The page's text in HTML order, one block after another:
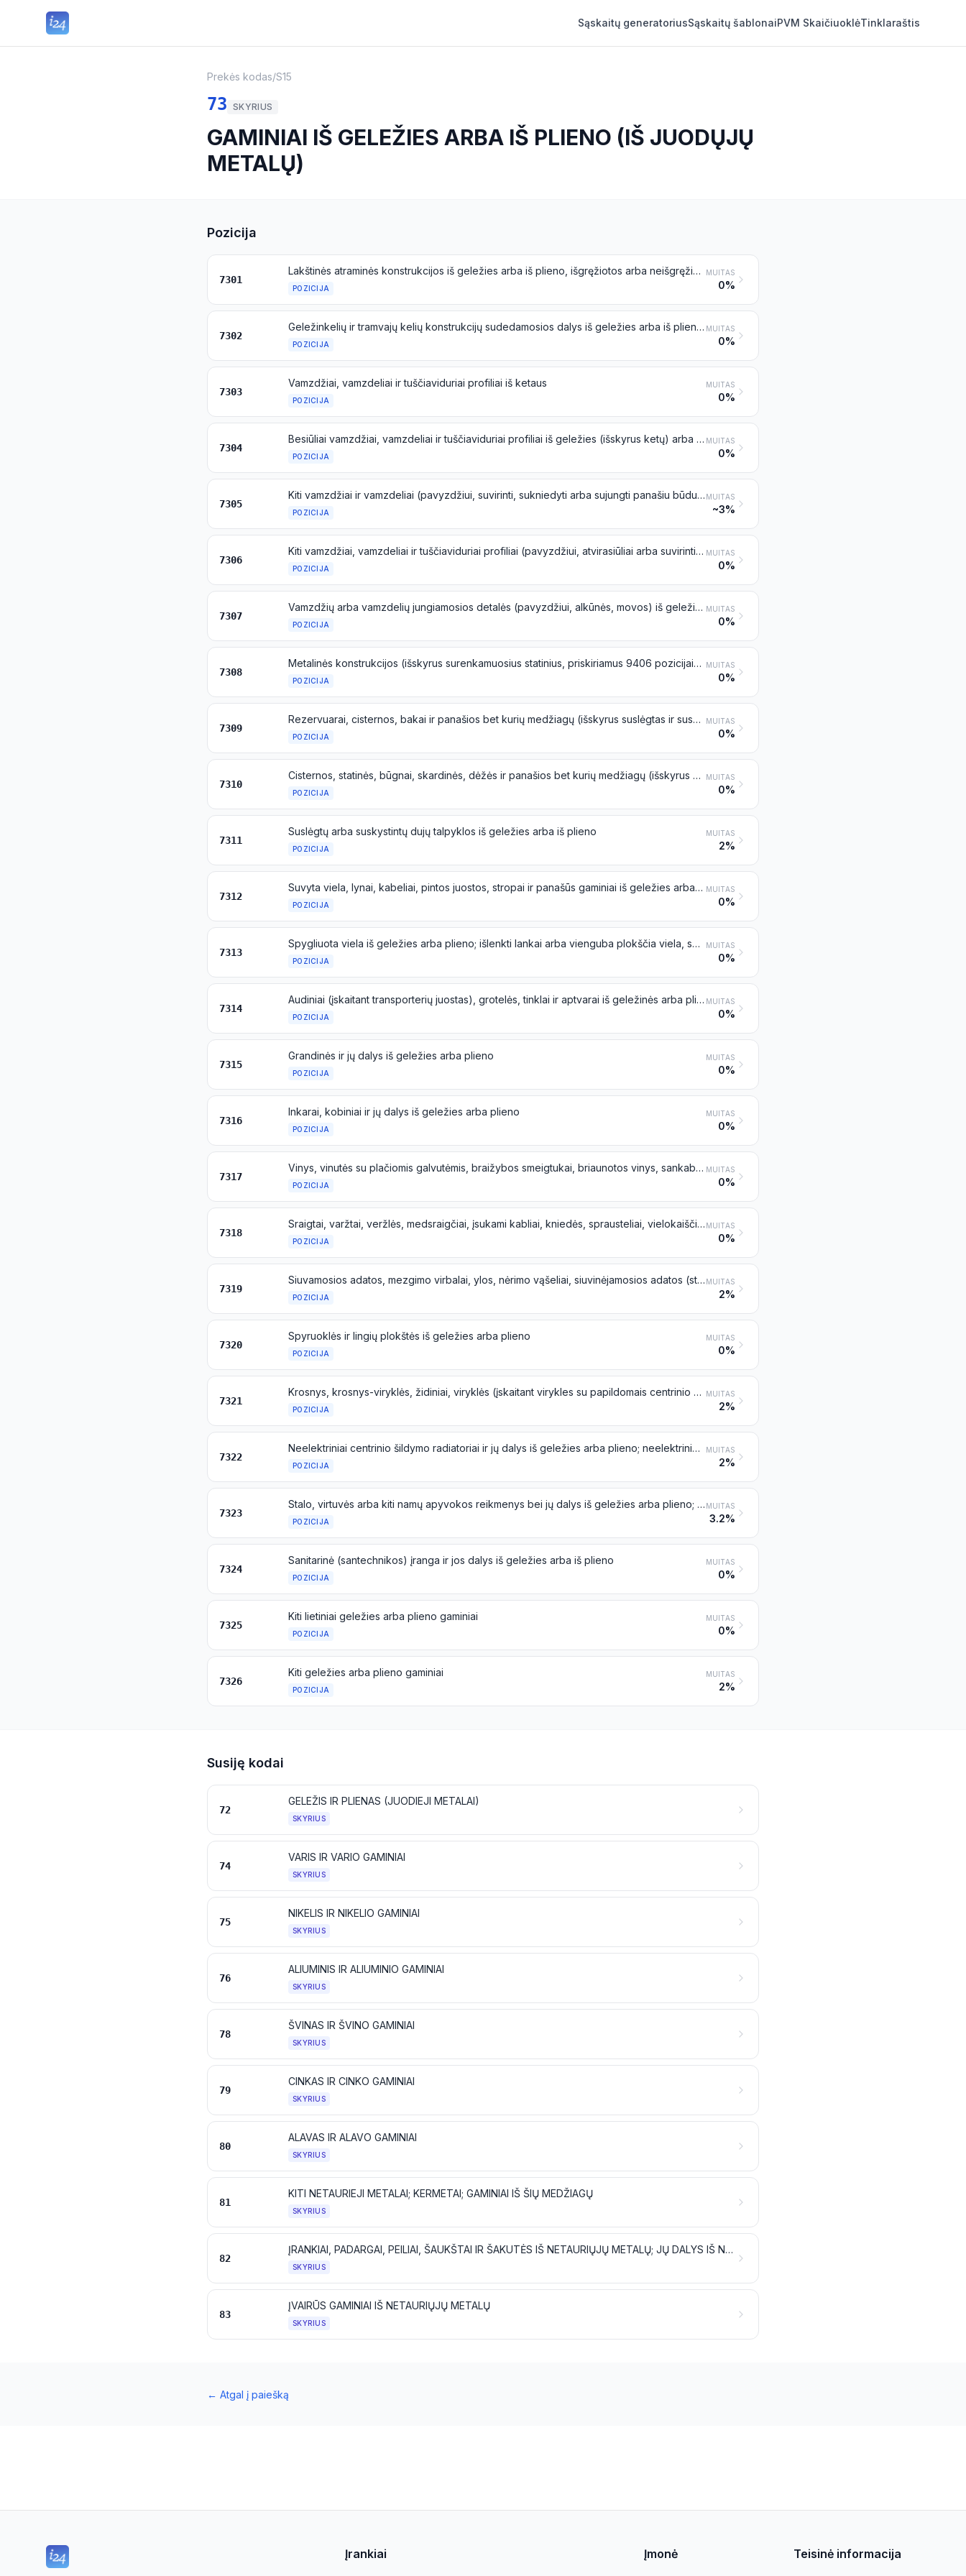
Sąskaitų generatoriusSąskaitų šablonaiPVM SkaičiuoklėTinklaraštis
Prekės kodas/S15
73 SKYRIUS
GAMINIAI IŠ GELEŽIES ARBA IŠ PLIENO (IŠ JUODŲJŲ
METALŲ)
Pozicija
7301
Lakštinės atraminės konstrukcijos iš geležies arba iš plieno, išgręžiotos arba neišgręžiotos, perforuotos arba neperforuotos, monolitinės arba surinktos iš elementų; suvirinti kampuočiai, fasoniniai profiliai ir specialieji profiliai, iš geležies arba iš plieno
POZICIJA
MUITAS
0%
7302
Geležinkelių ir tramvajų kelių konstrukcijų sudedamosios dalys iš geležies arba iš plieno: bėgiai, gretbėgiai ir krumpliniai bėgiai, iešmų plunksnos, aklinių sankirtų kryžmės, iešmų smailės ir kitos kryžmės, pabėgiai (kryžminiai žuoliai), sandūrinės tvarslės, bėgių guoliai, bėgių guolių pleištai, atraminės plokštės, pamatinės plokštės, bėgių sąvaržos, padėklinės plokštės, žuoliai ir kitos bėgių sujungimo arba tvirtinimo detalės
POZICIJA
MUITAS
0%
7303
Vamzdžiai, vamzdeliai ir tuščiaviduriai profiliai iš ketaus
POZICIJA
MUITAS
0%
7304
Besiūliai vamzdžiai, vamzdeliai ir tuščiaviduriai profiliai iš geležies (išskyrus ketų) arba iš plieno
POZICIJA
MUITAS
0%
7305
Kiti vamzdžiai ir vamzdeliai (pavyzdžiui, suvirinti, sukniedyti arba sujungti panašiu būdu), apskrito vidinio ir išorinio skerspjūvio, kurių išorinis skersmuo didesnis kaip 406,4 mm, iš geležies arba iš plieno
POZICIJA
MUITAS
~3%
7306
Kiti vamzdžiai, vamzdeliai ir tuščiaviduriai profiliai (pavyzdžiui, atvirasiūliai arba suvirinti, sukniedyti arba sujungti panašiu būdu), iš geležies arba iš plieno
POZICIJA
MUITAS
0%
7307
Vamzdžių arba vamzdelių jungiamosios detalės (pavyzdžiui, alkūnės, movos) iš geležies arba plieno
POZICIJA
MUITAS
0%
7308
Metalinės konstrukcijos (išskyrus surenkamuosius statinius, priskiriamus 9406 pozicijai) ir metalinės konstrukcijų dalys (pavyzdžiui, tiltai ir tiltų sekcijos, šliuzų vartai, bokštai, ažūriniai stiebai, stogai, stogų konstrukcijų karkasai, durys ir langai bei jų rėmai, durų slenksčiai, langinės, baliustrados, atramos ir kolonos) iš geležies arba plieno; plokštės, strypai, kampuočiai, fasoniniai profiliai, specialieji profiliai, vamzdžiai ir panašūs gaminiai, paruošti naudoti statybinėse konstrukcijose, iš geležies arba plieno
POZICIJA
MUITAS
0%
7309
Rezervuarai, cisternos, bakai ir panašios bet kurių medžiagų (išskyrus suslėgtas ir suskystintas dujas) talpyklos iš geležies arba plieno, kurių talpa didesnė kaip 300 litrų, aptaisytos arba neaptaisytos, su termoizoliacija arba be termoizoliacijos, tačiau be pritvirtintos mechaninės arba šiluminės įrangos
POZICIJA
MUITAS
0%
7310
Cisternos, statinės, būgnai, skardinės, dėžės ir panašios bet kurių medžiagų (išskyrus suslėgtas ir suskystintas dujas) talpyklos iš geležies arba plieno, kurių talpa ne didesnė kaip 300 litrų, aptaisytos arba neaptaisytos, su termoizoliacija arba be termoizoliacijos, tačiau be pritvirtintos mechaninės arba šiluminės įrangos
POZICIJA
MUITAS
0%
7311
Suslėgtų arba suskystintų dujų talpyklos iš geležies arba iš plieno
POZICIJA
MUITAS
2%
7312
Suvyta viela, lynai, kabeliai, pintos juostos, stropai ir panašūs gaminiai iš geležies arba plieno be elektros izoliacijos
POZICIJA
MUITAS
0%
7313
Spygliuota viela iš geležies arba plieno; išlenkti lankai arba vienguba plokščia viela, spygliuota arba nespygliuota, ir laisvai supinta dviguba viela, tinkama naudoti aptvarams, iš geležies arba plieno
POZICIJA
MUITAS
0%
7314
Audiniai (įskaitant transporterių juostas), grotelės, tinklai ir aptvarai iš geležinės arba plieninės vielos; prakirtinėti išplėstiniai metalo lakštai iš geležies arba plieno
POZICIJA
MUITAS
0%
7315
Grandinės ir jų dalys iš geležies arba plieno
POZICIJA
MUITAS
0%
7316
Inkarai, kobiniai ir jų dalys iš geležies arba plieno
POZICIJA
MUITAS
0%
7317
Vinys, vinutės su plačiomis galvutėmis, braižybos smeigtukai, briaunotos vinys, sankabos (išskyrus priskiriamas 8305 pozicijai) ir panašūs gaminiai iš geležies arba plieno, su galvutėmis iš kitų medžiagų arba be tokių galvučių, tačiau išskyrus tokios rūšies gaminius su varinėmis galvutėmis
POZICIJA
MUITAS
0%
7318
Sraigtai, varžtai, veržlės, medsraigčiai, įsukami kabliai, kniedės, sprausteliai, vielokaiščiai, poveržlės (įskaitant spyruoklines poveržles) ir panašūs gaminiai iš geležies arba plieno
POZICIJA
MUITAS
0%
7319
Siuvamosios adatos, mezgimo virbalai, ylos, nėrimo vąšeliai, siuvinėjamosios adatos (stiletai) ir panašūs rankų darbui skirti gaminiai iš geležies arba plieno; žiogeliai ir kiti smeigtukai iš geležies arba plieno, nenurodyti kitoje vietoje
POZICIJA
MUITAS
2%
7320
Spyruoklės ir lingių plokštės iš geležies arba plieno
POZICIJA
MUITAS
0%
7321
Krosnys, krosnys-viryklės, židiniai, viryklės (įskaitant virykles su papildomais centrinio šildymo katilais), mėsos keptuvai (barbecues), žarijų indai, dujų degikliai, plokšti šildytuvai ir panašūs neelektriniai buitiniai prietaisai bei jų dalys iš geležies arba plieno
POZICIJA
MUITAS
2%
7322
Neelektriniai centrinio šildymo radiatoriai ir jų dalys iš geležies arba plieno; neelektriniai oro šildytuvai ir karšto oro skirstytuvai (įskaitant skirstytuvus, kurie taip pat gali skirstyti gryną arba kondicionuotą orą) su variklio varomais ventiliatoriais arba orapūtėmis ir jų dalys iš geležies arba plieno
POZICIJA
MUITAS
2%
7323
Stalo, virtuvės arba kiti namų apyvokos reikmenys bei jų dalys iš geležies arba plieno; geležies arba plieno vata; indų šveitimo plaušinės ir šveitimo arba poliravimo šluostės, pirštinės bei panašūs gaminiai iš geležies arba plieno
POZICIJA
MUITAS
3.2%
7324
Sanitarinė (santechnikos) įranga ir jos dalys iš geležies arba iš plieno
POZICIJA
MUITAS
0%
7325
Kiti lietiniai geležies arba plieno gaminiai
POZICIJA
MUITAS
0%
7326
Kiti geležies arba plieno gaminiai
POZICIJA
MUITAS
2%
Susiję kodai
72
GELEŽIS IR PLIENAS (JUODIEJI METALAI)
SKYRIUS
74
VARIS IR VARIO GAMINIAI
SKYRIUS
75
NIKELIS IR NIKELIO GAMINIAI
SKYRIUS
76
ALIUMINIS IR ALIUMINIO GAMINIAI
SKYRIUS
78
ŠVINAS IR ŠVINO GAMINIAI
SKYRIUS
79
CINKAS IR CINKO GAMINIAI
SKYRIUS
80
ALAVAS IR ALAVO GAMINIAI
SKYRIUS
81
KITI NETAURIEJI METALAI; KERMETAI; GAMINIAI IŠ ŠIŲ MEDŽIAGŲ
SKYRIUS
82
ĮRANKIAI, PADARGAI, PEILIAI, ŠAUKŠTAI IR ŠAKUTĖS IŠ NETAURIŲJŲ METALŲ; JŲ DALYS IŠ NETAURIŲJŲ METALŲ
SKYRIUS
83
ĮVAIRŪS GAMINIAI IŠ NETAURIŲJŲ METALŲ
SKYRIUS
← Atgal į paiešką
Įrankiai
Įmonė
Teisinė informacija